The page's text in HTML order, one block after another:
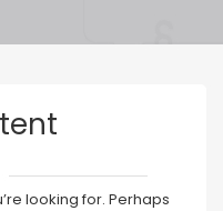
looking for. Perhaps